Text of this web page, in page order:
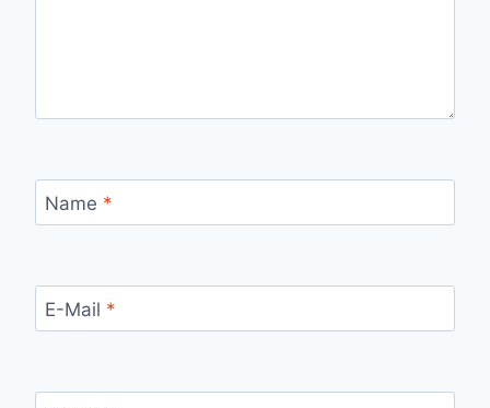
Name *
E-Mail *